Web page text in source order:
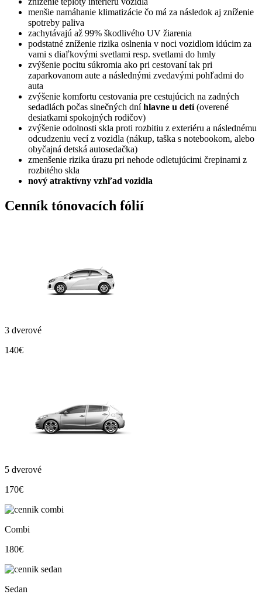
menšie namáhanie klimatizácie čo má za následok aj zníženie
spotreby paliva
zachytávajú až 99% škodlivého UV žiarenia
podstatné zníženie rizika oslnenia v noci vozidlom idúcim za
vami s diaľkovými svetlami resp. svetlami do hmly
zvýšenie pocitu súkromia ako pri cestovaní tak pri
zaparkovanom aute a následnými zvedavými pohľadmi do
auta
zvýšenie komfortu cestovania pre cestujúcich na zadných
sedadlách počas slnečných dníhlavne u detí(overené
desiatkami spokojných rodičov)
zvýšenie odolnosti skla proti rozbitiu z exteriéru a následnému
odcudzeniu vecí z vozidla (nákup, taška s notebookom, alebo
obyčajná detská autosedačka)
zmenšenie rizika úrazu pri nehode odletujúcimi črepinami z
rozbitého skla
nový atraktívny vzhľad vozidla
Cenník tónovacích fólií
3 dverové
140€
5 dverové
170€
Combi
180€
Sedan